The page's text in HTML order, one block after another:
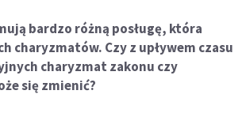
bardzo różną posługę, która
charyzmatów. Czy z upływem czasu
charyzmat zakonu czy
się zmienić?